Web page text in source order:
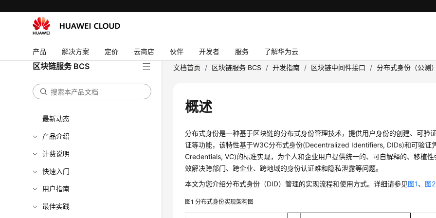
产品 解决方案 定价 云商店 伙伴 开发者 服务 了解华为云
区块链服务 BCS
最新动态
产品介绍
计费说明
快速入门
用户指南
最佳实践
文档首页 / 区块链服务 BCS / 开发指南 / 区块链中间件接口 / 分布式身份（公测
概述
分布式身份是一种基于区块链的分布式身份管理技术，提供用户身份的创建、可验
证等功能，该特性基于W3C分布式身份(Decentralized Identifiers, DIDs)和可验证
Credentials, VC)的标准实现，为个人和企业用户提供统一的、可自解释的、移植
效解决跨部门、跨企业、跨地域的身份认证难和隐私泄露等问题。
本文为您介绍分布式身份（DID）管理的实现流程和使用方式。详细请参见图1、 图2
图1分布式身份实现架构图